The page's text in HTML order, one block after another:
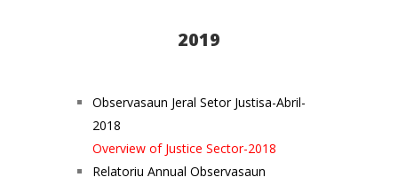
2019
Observasaun Jeral Setor Justisa-Abril-
2018
Overview of Justice Sector-2018
Relatoriu Annual Observasaun